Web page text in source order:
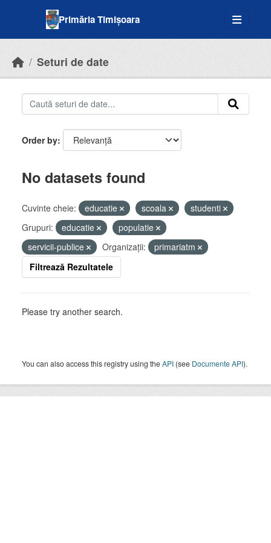
Primăria Timișoara
Seturi de date
Order by
No datasets found
Cuvinte cheie: educatie scoala
studenti
Grupuri:
educatie
populatie
servicii-publice
Organizații:
primariatm
Filtrează Rezultatele
Please try another search.
You can also access this registry using theAPI (see Documente API).